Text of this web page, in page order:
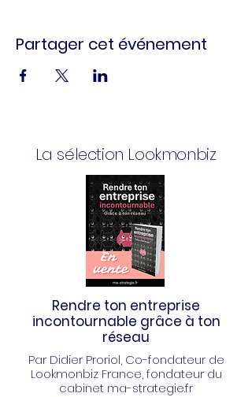
Partager cet événement
La sélection Lookmonbiz
Rendre ton entreprise
incontournable grâce à ton
réseau
Par Didier Proriol, Co-fondateur de
Lookmonbiz France, fondateur du
cabinet ma-strategie.fr